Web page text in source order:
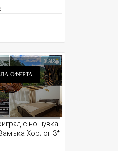
ОФЕРТА
с нощувка
Хорлог 3*